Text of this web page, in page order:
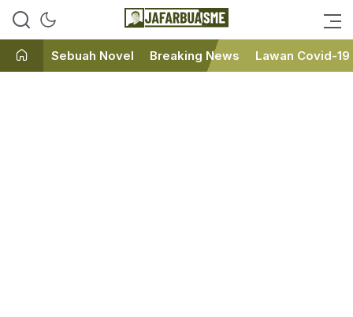
JafarBua
Ini bukan Media Online, Ini
Sebuah Novel Breaking News Lawan Covid-19